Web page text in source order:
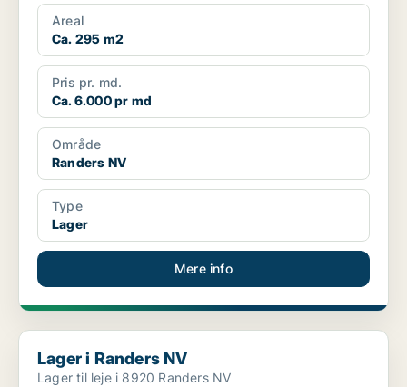
Areal
Ca. 295 m2
Pris pr. md.
Ca. 6.000 pr md
Område
Randers NV
Type
Lager
Mere info
Lager i Randers NV
Lager i Randers NV
Lager til leje i 8920 Randers NV